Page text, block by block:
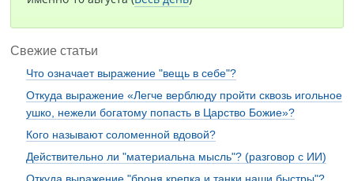
Свежие статьи
Что означает выражение "вещь в себе"?
Откуда выражение «Легче верблюду пройти сквозь игольное
ушко, нежели богатому попасть в Царство Божие»?
Кого называют соломенной вдовой?
Действительно ли "материальна мысль"? (разговор с ИИ)